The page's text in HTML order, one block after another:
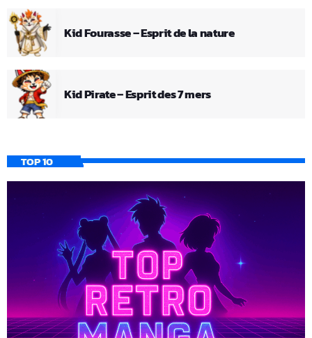
Kid Fourasse – Esprit de la nature
Kid Pirate – Esprit des 7 mers
TOP 10